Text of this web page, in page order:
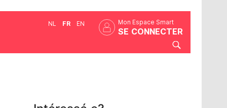
Mon Espace Smart
SE CONNECTER
NL FR EN